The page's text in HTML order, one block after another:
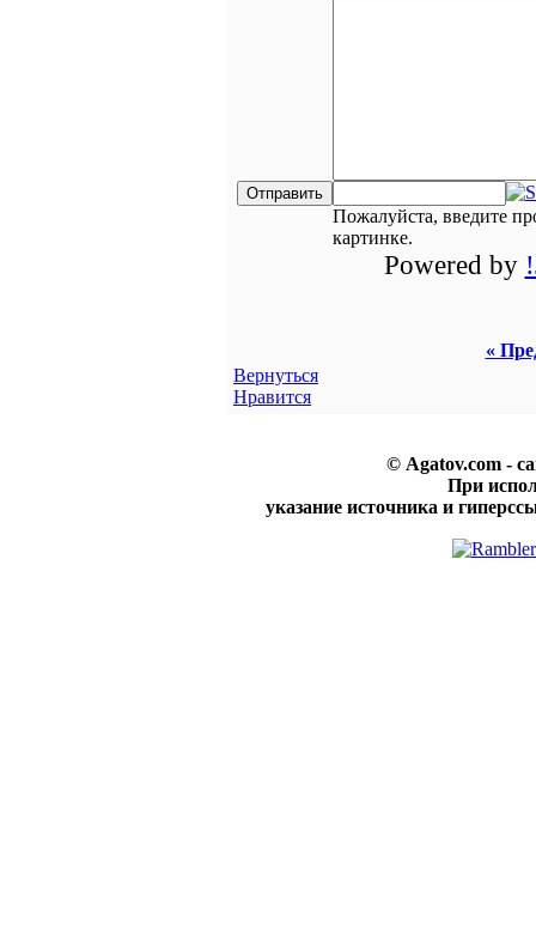
Пожалуйста, введите
картинке.
Powered by
«
Вернуться
Нравится
© Agatov.com -
При
указание источника и